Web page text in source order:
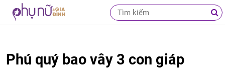
Phú quý bao vây 3 con giáp